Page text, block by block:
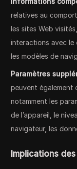
relatives au
les sites Web
interactions avec le
les modèles de
Paramètres
peuvent également
notamment les
de l’appareil, le
navigateur, les
Implications